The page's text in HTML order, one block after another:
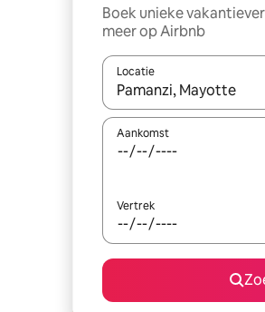
Boek unieke
meer op Airbnb
Locatie
Wanneer er suggesties
Aankomst
Vertrek